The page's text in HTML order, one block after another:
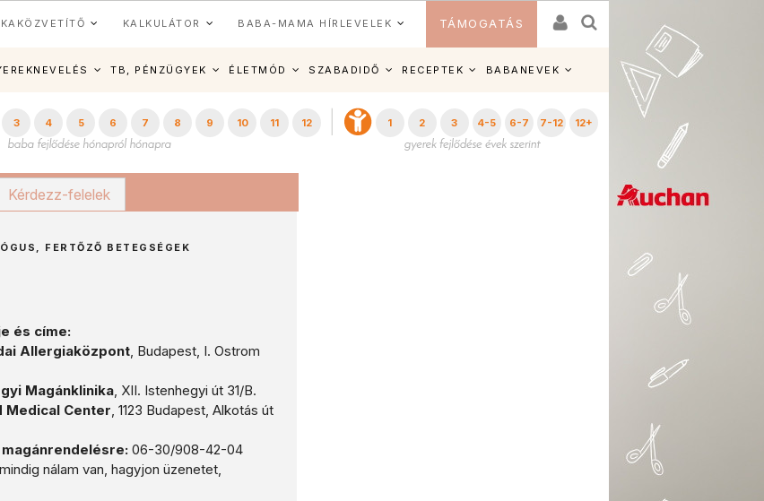
KALKULÁTOR BABA-MAMA HÍRLEVELEK TÁMOGATÁS
TB, PÉNZÜGYEK ÉLETMÓD SZABADIDŐ RECEPTEK BABANEVEK
3 4 5 6 7 8 9 10 11 12 1 2 3 4-5 6-7 7-12 12+
Kérdezz-felelek
FERTŐZŐ BETEGSÉGEK
és címe:
Allergiaközpont, Budapest, I. Ostrom
Magánklinika, XII. Istenhegyi út 31/B.
Medical Center, 1123 Budapest, Alkotás út
06-30/908-42-04
nálam van, hagyjon üzenetet,